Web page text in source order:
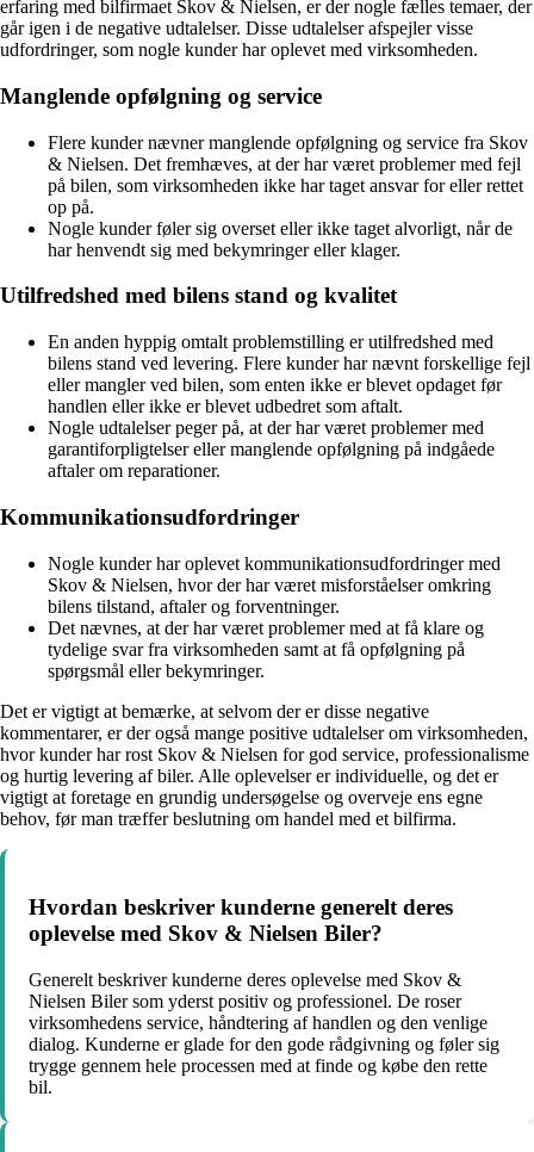
erfaring med bilfirmaet Skov & Nielsen, er der nogle fælles temaer, der
går igen i de negative udtalelser. Disse udtalelser afspejler visse
udfordringer, som nogle kunder har oplevet med virksomheden.
Manglende opfølgning og service
Flere kunder nævner manglende opfølgning og service fra Skov
& Nielsen. Det fremhæves, at der har været problemer med fejl
på bilen, som virksomheden ikke har taget ansvar for eller rettet
op på.
Nogle kunder føler sig overset eller ikke taget alvorligt, når de
har henvendt sig med bekymringer eller klager.
Utilfredshed med bilens stand og kvalitet
En anden hyppig omtalt problemstilling er utilfredshed med
bilens stand ved levering. Flere kunder har nævnt forskellige fejl
eller mangler ved bilen, som enten ikke er blevet opdaget før
handlen eller ikke er blevet udbedret som aftalt.
Nogle udtalelser peger på, at der har været problemer med
garantiforpligtelser eller manglende opfølgning på indgåede
aftaler om reparationer.
Kommunikationsudfordringer
Nogle kunder har oplevet kommunikationsudfordringer med
Skov & Nielsen, hvor der har været misforståelser omkring
bilens tilstand, aftaler og forventninger.
Det nævnes, at der har været problemer med at få klare og
tydelige svar fra virksomheden samt at få opfølgning på
spørgsmål eller bekymringer.
Det er vigtigt at bemærke, at selvom der er disse negative
kommentarer, er der også mange positive udtalelser om virksomheden,
hvor kunder har rost Skov & Nielsen for god service, professionalisme
og hurtig levering af biler. Alle oplevelser er individuelle, og det er
vigtigt at foretage en grundig undersøgelse og overveje ens egne
behov, før man træffer beslutning om handel med et bilfirma.
Hvordan beskriver kunderne generelt deres
oplevelse med Skov & Nielsen Biler?
Generelt beskriver kunderne deres oplevelse med Skov &
Nielsen Biler som yderst positiv og professionel. De roser
virksomhedens service, håndtering af handlen og den venlige
dialog. Kunderne er glade for den gode rådgivning og føler sig
trygge gennem hele processen med at finde og købe den rette
bil.